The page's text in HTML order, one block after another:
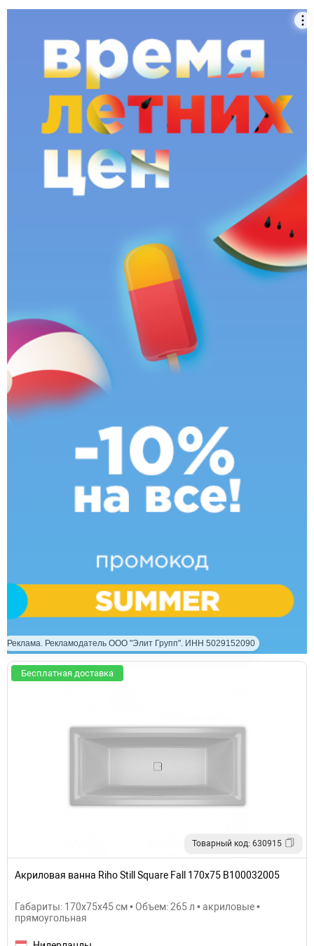
Реклама. Рекламодатель ООО "Элит Групп". ИНН 5029152090
Бесплатная доставка
Товарный код: 630915
Акриловая ванна Riho Still Square Fall 170х75 B100032005
Габариты: 170x75x45 см • Объем: 265 л • акриловые •
прямоугольная